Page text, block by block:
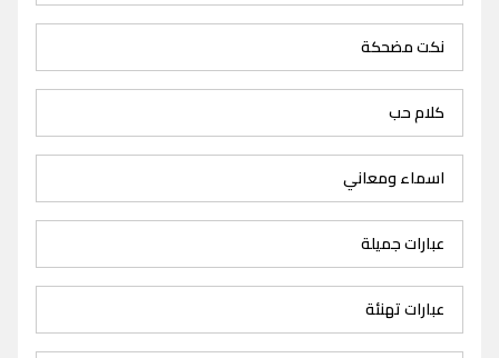
نكت مضحكة
كلام حب
اسماء ومعاني
عبارات جميلة
عبارات تهنئة